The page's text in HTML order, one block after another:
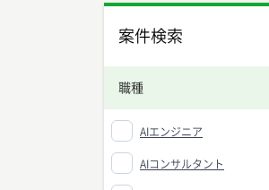
案件検索
職種
AIエンジニア
AIコンサルタント